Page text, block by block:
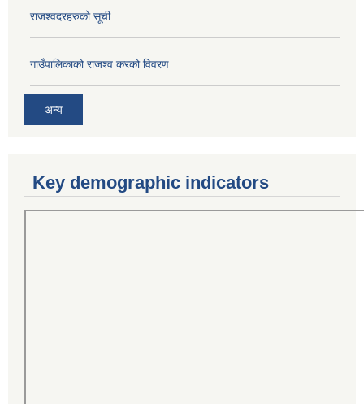
राजश्वदरहरुको सूची
गाउँपालिकाको राजश्व करको विवरण
अन्य
Key demographic indicators